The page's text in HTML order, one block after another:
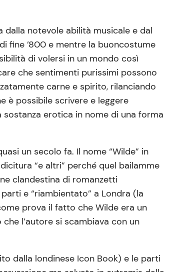
dalla notevole abilità musicale e dal
fine ’800 e mentre la buoncostume
di volersi in un mondo così
che sentimenti purissimi possono
carne e spirito, rilanciando
è possibile scrivere e leggere
erotica in nome di una forma
un secolo fa. Il nome “Wilde” in
“e altri” perché quel bailamme
clandestina di romanzetti
e “riambientato” a Londra (la
prova il fatto che Wilde era un
l’autore si scambiava con un
dalla londinese Icon Book) e le parti